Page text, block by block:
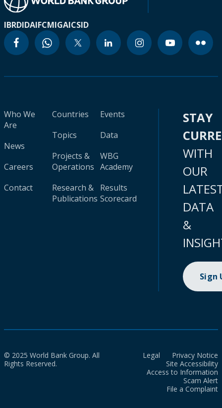
IBRDIDAIFCMIGAICSID
Who We
Are
News
Careers
Contact
Countries
Topics
Projects &
Operations
Research &
Publications
Events
Data
WBG
Academy
Results
Scorecard
STAY
WITH
OUR
DATA
&
Sign
© 2025 World Bank Group. All
Rights Reserved.
Legal
Privacy Notice
Site Accessibility
Access to Information
Scam Alert
File a Complaint